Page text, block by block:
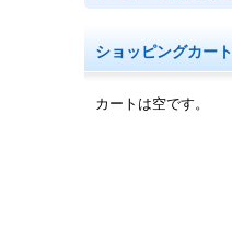
ショッピングカート
カートは空です。